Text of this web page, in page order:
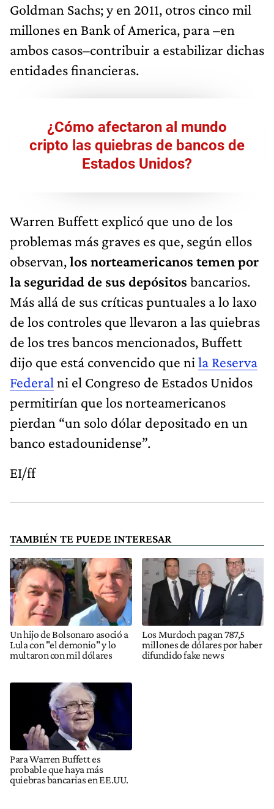
Goldman Sachs; y en 2011, otros cinco mil
millones en Bank of America, para –en
ambos casos–contribuir a estabilizar dichas
entidades financieras.
¿Cómo afectaron al mundo
cripto las quiebras de bancos de
Estados Unidos?
Warren Buffett explicó que uno de los
problemas más graves es que, según ellos
observan,los norteamericanos temen por
la seguridad de sus depósitos bancarios.
Más allá de sus críticas puntuales a lo laxo
de los controles que llevaron a las quiebras
de los tres bancos mencionados, Buffett
dijo que está convencido que ni la Reserva
Federal ni el Congreso de Estados Unidos
permitirían que los norteamericanos
pierdan “un solo dólar depositado en un
banco estadounidense”.
EI/ff
TAMBIÉN TE PUEDE INTERESAR
Un hijo de Bolsonaro asoció a
Lula con "el demonio" y lo
multaron con mil dólares
Los Murdoch pagan 787,5
millones de dólares por haber
difundido fake news
Para Warren Buffett es
probable que haya más
quiebras bancarias en EE.UU.